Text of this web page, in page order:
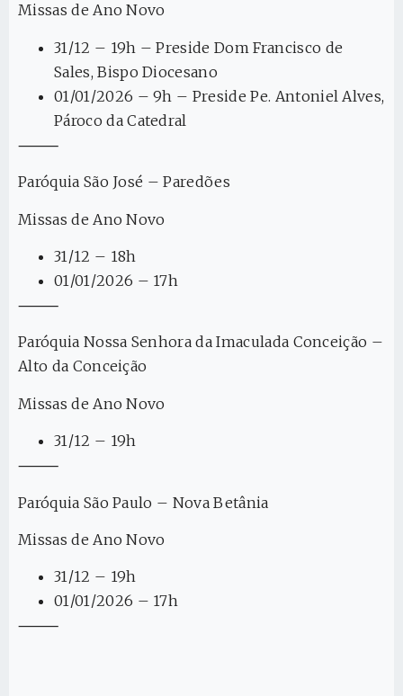
Missas de Ano Novo
31/12 – 19h – Preside Dom Francisco de
Sales, Bispo Diocesano
01/01/2026 – 9h – Preside Pe. Antoniel Alves,
Pároco da Catedral
⸻
Paróquia São José – Paredões
Missas de Ano Novo
31/12 – 18h
01/01/2026 – 17h
⸻
Paróquia Nossa Senhora da Imaculada Conceição –
Alto da Conceição
Missas de Ano Novo
31/12 – 19h
⸻
Paróquia São Paulo – Nova Betânia
Missas de Ano Novo
31/12 – 19h
01/01/2026 – 17h
⸻